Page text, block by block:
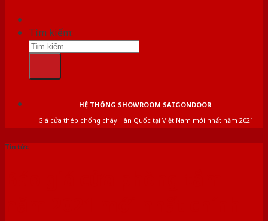
Tìm kiếm:
HỆ THỐNG SHOWROOM SAIGONDOOR
Giá cửa thép chống cháy Hàn Quốc tại Việt Nam mới nhất năm 2021
Tin tức